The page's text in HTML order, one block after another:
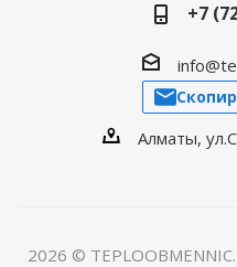
+7
Алматы,
2026 ©